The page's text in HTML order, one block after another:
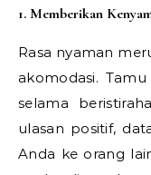
1. Memberikan
Rasa nyaman
akomodasi.
selama
ulasan positif,
Anda ke orang